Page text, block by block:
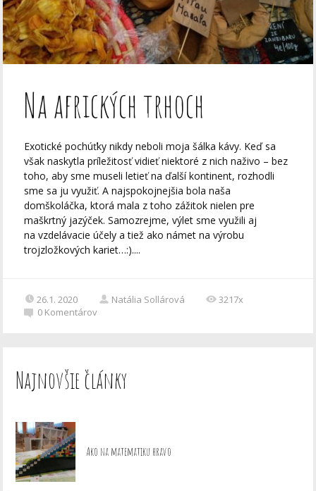
Na afrických trhoch
Exotické pochúťky nikdy neboli moja šálka kávy. Keď sa
však naskytla príležitosť vidieť niektoré z nich naživo – bez
toho, aby sme museli letieť na ďalší kontinent, rozhodli
sme sa ju využiť. A najspokojnejšia bola naša
domškoláčka, ktorá mala z toho zážitok nielen pre
maškrtný jazýček. Samozrejme, výlet sme využili aj
na vzdelávacie účely a tiež ako námet na výrobu
trojzložkových kariet…:)....
26.1. 2020 Natália Sollárová
3217x
0 Komentárov
Najnovšie články
Ako na matematiku hravo